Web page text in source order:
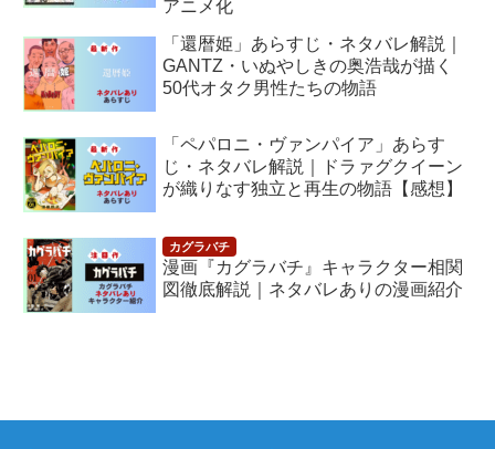
アニメ化
「還暦姫」あらすじ・ネタバレ解説｜
GANTZ・いぬやしきの奥浩哉が描く
50代オタク男性たちの物語
「ペパロニ・ヴァンパイア」あらす
じ・ネタバレ解説｜ドラァグクイーン
が織りなす独立と再生の物語【感想】
漫画『カグラバチ』キャラクター相関
図徹底解説｜ネタバレありの漫画紹介